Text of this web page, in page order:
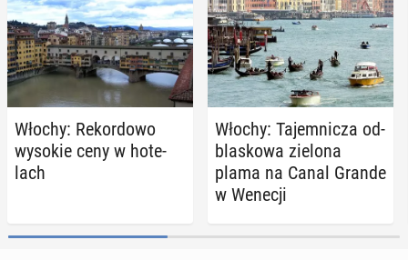
Włochy: Re­kor­do­wo
wysokie ceny w ho­te­
lach
Włochy: Ta­jem­ni­cza od­
bla­sko­wa zielona
plama na Canal Grande
w Wenecji